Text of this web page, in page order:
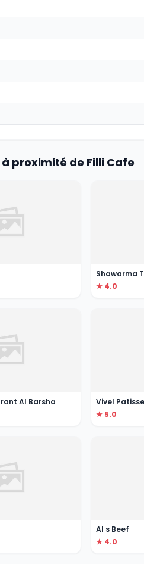
proximité de Filli Cafe
Shawarma
★ 4.0
Al Barsha
Vivel
★ 5.0
Al s Beef
★ 4.0